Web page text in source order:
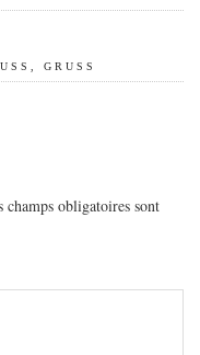
, GRUSS
champs obligatoires sont